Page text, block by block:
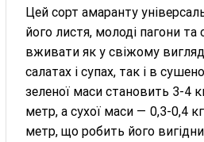
Цей сорт амаранту
його листя, молоді пагони
вживати як у свіжому
салатах і супах, так і в
зеленої маси становить 3-4
метр, а сухої маси — 0,3-0,4
метр, що робить його